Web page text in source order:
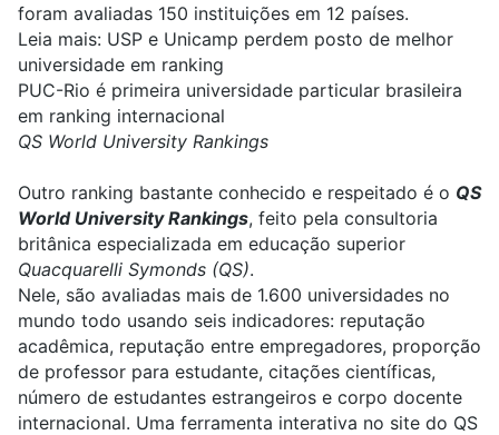
foram avaliadas 150 instituições em 12 países.
Leia mais: USP e Unicamp perdem posto de melhor
universidade em ranking
PUC-Rio é primeira universidade particular brasileira
em ranking internacional
QS World University Rankings
Outro ranking bastante conhecido e respeitado é o QS
World University Rankings, feito pela consultoria
britânica especializada em educação superior
Quacquarelli Symonds (QS).
Nele, são avaliadas mais de 1.600 universidades no
mundo todo usando seis indicadores: reputação
acadêmica, reputação entre empregadores, proporção
de professor para estudante, citações científicas,
número de estudantes estrangeiros e corpo docente
internacional. Uma ferramenta interativa no site do QS